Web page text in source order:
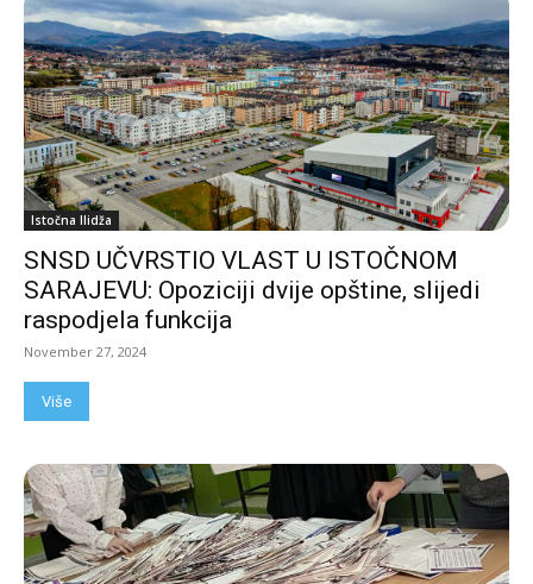
Istočna Ilidža
SNSD UČVRSTIO VLAST U ISTOČNOM
SARAJEVU: Opoziciji dvije opštine, slijedi
raspodjela funkcija
November 27, 2024
Više